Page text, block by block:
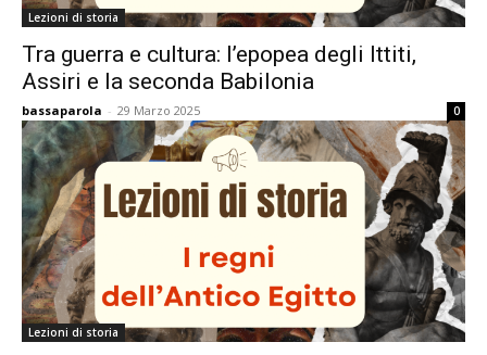
Lezioni di storia
Tra guerra e cultura: l’epopea degli Ittiti,
Assiri e la seconda Babilonia
bassaparola - 29 Marzo 2025 0
Lezioni di storia